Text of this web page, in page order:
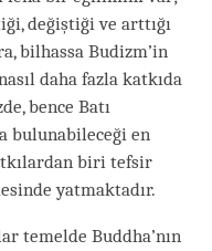
değiştiği ve arttığı
bilhassa Budizm’in
daha fazla katkıda
bence Batı
bulunabileceği en
biri tefsir
yatmaktadır.
temelde Buddha’nın